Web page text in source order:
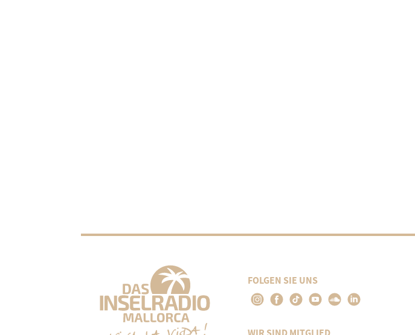
FOLGEN SIE UNS